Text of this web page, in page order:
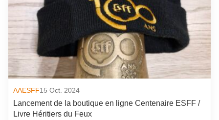
AAESFF15 Oct. 2024
Lancement de la boutique en ligne Centenaire ESFF /
Livre Héritiers du Feux